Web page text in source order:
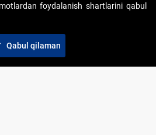
onlayn-auksionlarni
himoyalangan
foydalanish shartlarini qabul
Qabul qilaman